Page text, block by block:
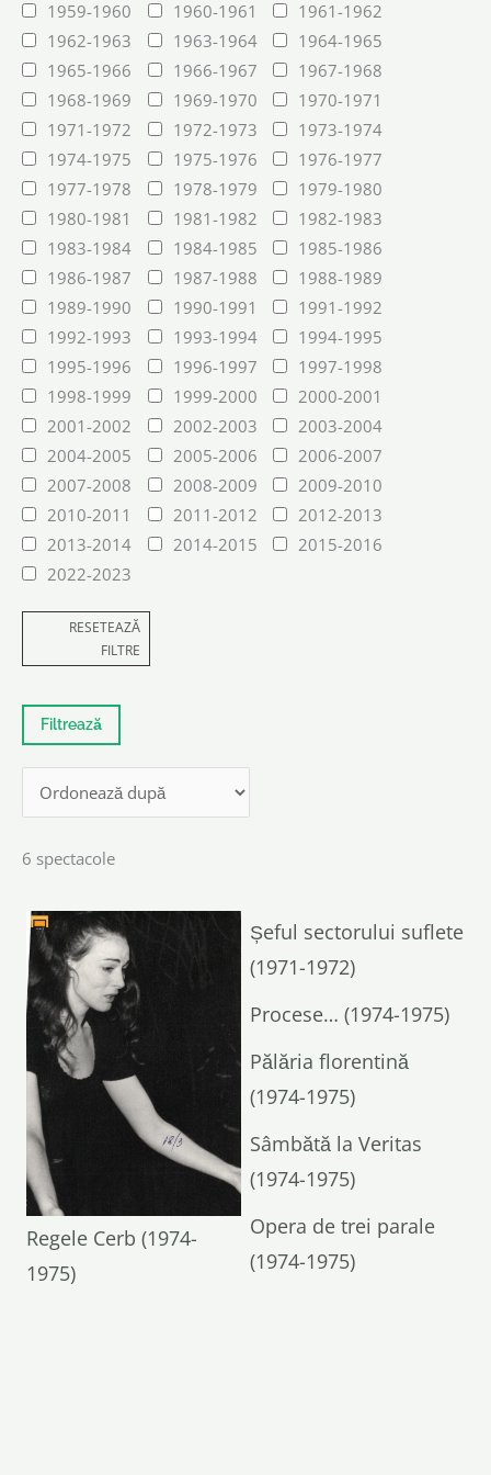
1959-1960
1960-1961
1961-1962
1962-1963
1963-1964
1964-1965
1965-1966
1966-1967
1967-1968
1968-1969
1969-1970
1970-1971
1971-1972
1972-1973
1973-1974
1974-1975
1975-1976
1976-1977
1977-1978
1978-1979
1979-1980
1980-1981
1981-1982
1982-1983
1983-1984
1984-1985
1985-1986
1986-1987
1987-1988
1988-1989
1989-1990
1990-1991
1991-1992
1992-1993
1993-1994
1994-1995
1995-1996
1996-1997
1997-1998
1998-1999
1999-2000
2000-2001
2001-2002
2002-2003
2003-2004
2004-2005
2005-2006
2006-2007
2007-2008
2008-2009
2009-2010
2010-2011
2011-2012
2012-2013
2013-2014
2014-2015
2015-2016
2022-2023
RESETEAZĂ
FILTRE
6 spectacole
Regele Cerb (1974-
1975)
Șeful sectorului suflete
(1971-1972)
Procese… (1974-1975)
Pălăria florentină
(1974-1975)
Sâmbătă la Veritas
(1974-1975)
Opera de trei parale
(1974-1975)